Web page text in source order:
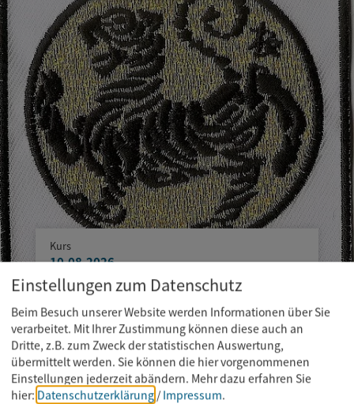
Kurs
10.08.2026
Karate Training für Kinder und
Jugendliche
Einstellungen zum Datenschutz
Beim Besuch unserer Website werden Informationen über Sie
verarbeitet. Mit Ihrer Zustimmung können diese auch an
Dritte, z.B. zum Zweck der statistischen Auswertung,
übermittelt werden. Sie können die hier vorgenommenen
Einstellungen jederzeit abändern. Mehr dazu erfahren Sie
hier: Datenschutzerklärung / Impressum.